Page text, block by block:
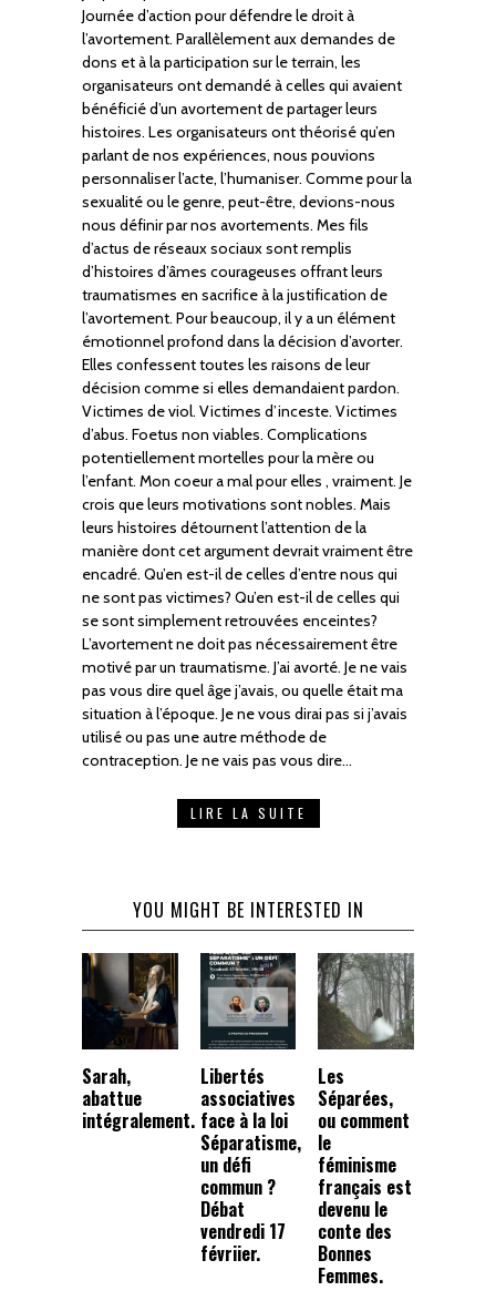
Journée d’action pour défendre le droit à
l’avortement. Parallèlement aux demandes de
dons et à la participation sur le terrain, les
organisateurs ont demandé à celles qui avaient
bénéficié d’un avortement de partager leurs
histoires. Les organisateurs ont théorisé qu’en
parlant de nos expériences, nous pouvions
personnaliser l’acte, l’humaniser. Comme pour la
sexualité ou le genre, peut-être, devions-nous
nous définir par nos avortements. Mes fils
d’actus de réseaux sociaux sont remplis
d’histoires d’âmes courageuses offrant leurs
traumatismes en sacrifice à la justification de
l’avortement. Pour beaucoup, il y a un élément
émotionnel profond dans la décision d’avorter.
Elles confessent toutes les raisons de leur
décision comme si elles demandaient pardon.
Victimes de viol. Victimes d’inceste. Victimes
d’abus. Foetus non viables. Complications
potentiellement mortelles pour la mère ou
l’enfant. Mon coeur a mal pour elles , vraiment. Je
crois que leurs motivations sont nobles. Mais
leurs histoires détournent l’attention de la
manière dont cet argument devrait vraiment être
encadré. Qu’en est-il de celles d’entre nous qui
ne sont pas victimes? Qu’en est-il de celles qui
se sont simplement retrouvées enceintes?
L’avortement ne doit pas nécessairement être
motivé par un traumatisme. J’ai avorté. Je ne vais
pas vous dire quel âge j’avais, ou quelle était ma
situation à l’époque. Je ne vous dirai pas si j’avais
utilisé ou pas une autre méthode de
contraception. Je ne vais pas vous dire…
LIRE LA SUITE
YOU MIGHT BE INTERESTED IN
Sarah,
abattue
intégralement.
Libertés
associatives
face à la loi
Séparatisme,
un défi
commun ?
Débat
vendredi 17
févriier.
Les
Séparées,
ou comment
le
féminisme
français est
devenu le
conte des
Bonnes
Femmes.